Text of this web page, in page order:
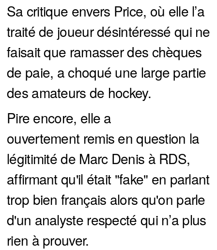
Sa critique envers Price, où elle l’a
traité de joueur désintéressé qui ne
faisait que ramasser des chèques
de paie, a choqué une large partie
des amateurs de hockey.
Pire encore, elle a
ouvertement remis en question la
légitimité de Marc Denis à RDS,
affirmant qu'il était "fake" en parlant
trop bien français alors qu'on parle
d'un analyste respecté qui n’a plus
rien à prouver.